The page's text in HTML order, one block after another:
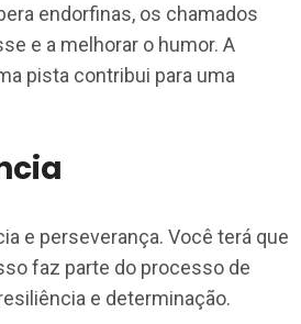
endorfinas, os chamados
e a melhorar o humor. A
pista contribui para uma
e perseverança. Você terá que
faz parte do processo de
e determinação.